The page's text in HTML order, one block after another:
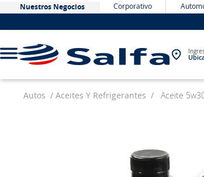
Nuestros Negocios Corporativo
Autos Aceites Y Refrigerantes Aceite